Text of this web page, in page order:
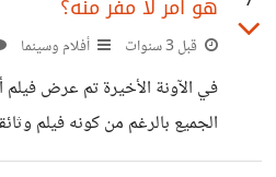
.. وتمرالأيام ويتكرر الموقف
بالنسبة لي وهو أن والدة أحد
قامت بالإنتحار حزنًا على نتيجة
الذهول التام حتى أتيقن من
هو أمر لا مفر منه؟
قبل 3 سنوات أفلام وسينما
في الآونة الأخيرة تم عرض فيلم
الجميع بالرغم من كونه فيلم
نولان، يروي الفيلم حياة عالم